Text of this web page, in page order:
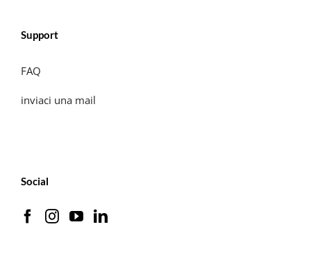
Support
FAQ
inviaci una mail
Social